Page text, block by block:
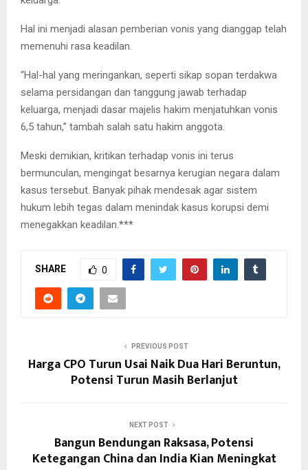
Hal ini menjadi alasan pemberian vonis yang dianggap telah
memenuhi rasa keadilan.
“Hal-hal yang meringankan, seperti sikap sopan terdakwa
selama persidangan dan tanggung jawab terhadap
keluarga, menjadi dasar majelis hakim menjatuhkan vonis
6,5 tahun,” tambah salah satu hakim anggota.
Meski demikian, kritikan terhadap vonis ini terus
bermunculan, mengingat besarnya kerugian negara dalam
kasus tersebut. Banyak pihak mendesak agar sistem
hukum lebih tegas dalam menindak kasus korupsi demi
menegakkan keadilan.***
SHARE 0
PREVIOUS POST
Harga CPO Turun Usai Naik Dua Hari Beruntun,
Potensi Turun Masih Berlanjut
NEXT POST
Bangun Bendungan Raksasa, Potensi
Ketegangan China dan India Kian Meningkat